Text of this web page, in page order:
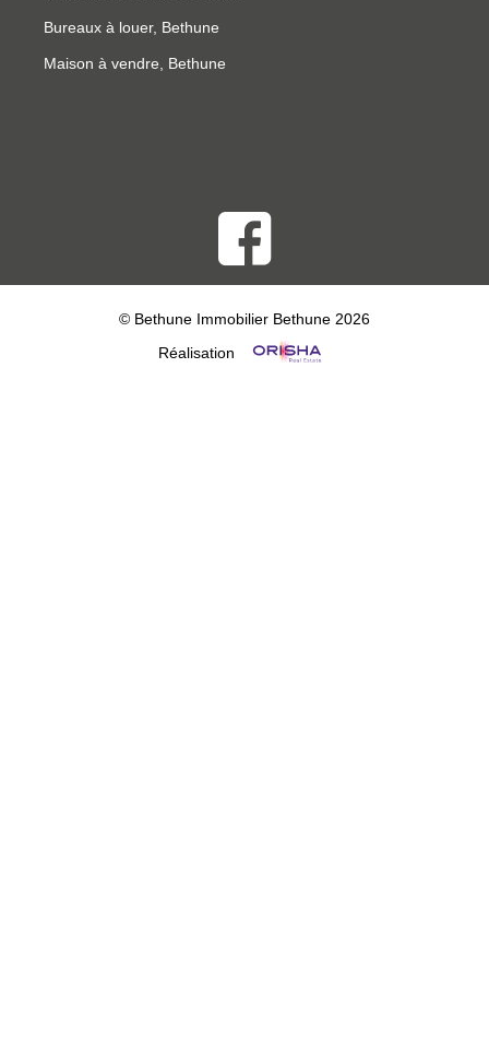
Bureaux à louer, Bethune
Maison à vendre, Bethune
© Bethune Immobilier Bethune 2026
Réalisation